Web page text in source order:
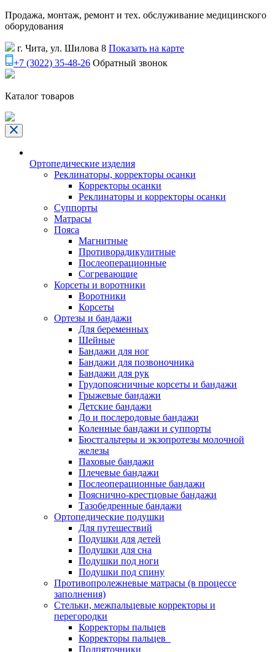
Продажа, монтаж, ремонт и тех. обслуживание медицинского
оборудования
г. Чита, ул. Шилова 8 Показать на карте
+7 (3022) 35-48-26 Обратный звонок
Каталог товаров
Ортопедические изделия
Реклинаторы, корректоры осанки
Корректоры осанки
Реклинаторы и корректоры осанки
Суппорты
Матрасы
Пояса
Магнитные
Противорадикулитные
Послеоперационные
Согревающие
Корсеты и воротники
Воротники
Корсеты
Ортезы и бандажи
Для беременных
Шейные
Бандажи для ног
Бандажи для позвоночника
Бандажи для рук
Грудопоясничные корсеты и бандажи
Грыжевые бандажи
Детские бандажи
До и послеродовые бандажи
Коленные бандажи и суппорты
Бюстгальтеры и экзопротезы молочной
железы
Паховые бандажи
Плечевые бандажи
Послеоперационные бандажи
Пояснично-крестцовые бандажи
Тазобедренные бандажи
Ортопедические подушки
Для путешествий
Подушки для детей
Подушки для сна
Подушки под ноги
Подушки под спину
Противопролежневые матрасы (в процессе
заполнения)
Стельки, межпальцевые корректоры и
перегородки
Корректоры пальцев
Корректоры пальцев_
Подпяточники_